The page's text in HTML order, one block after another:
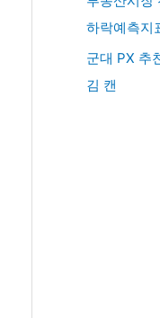
하락예측지
군대 PX 추
김 캔